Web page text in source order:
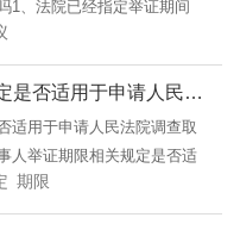
1、法院已经指定举证期间
交证据，而在庭审中提出证
理由，理由成立的，法庭予
当事人举证期限规定是否适用于申请人民法院调查取证？
适用于申请人民法院调查取
人举证期限相关规定是否适
证?最高人民法院《关于民事
二十条第一款规定：当事人
期限